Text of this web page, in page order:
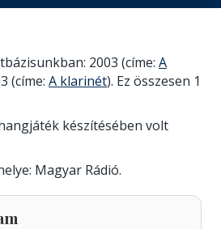
2003 (címe: A
(címe: A klarinét). Ez összesen 1
készítésében volt
Magyar Rádió.